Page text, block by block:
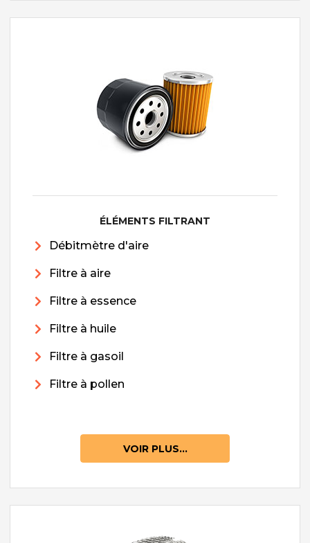
ÉLÉMENTS FILTRANT
Débitmètre d'aire
Filtre à aire
Filtre à essence
Filtre à huile
Filtre à gasoil
Filtre à pollen
VOIR PLUS...